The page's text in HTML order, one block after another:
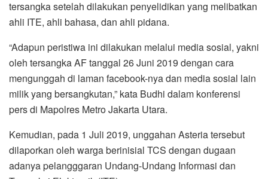
tersangka setelah dilakukan penyelidikan yang melibatkan
ahli ITE, ahli bahasa, dan ahli pidana.
“Adapun peristiwa ini dilakukan melalui media sosial, yakni
oleh tersangka AF tanggal 26 Juni 2019 dengan cara
mengunggah di laman facebook-nya dan media sosial lain
milik yang bersangkutan,” kata Budhi dalam konferensi
pers di Mapolres Metro Jakarta Utara.
Kemudian, pada 1 Juli 2019, unggahan Asteria tersebut
dilaporkan oleh warga berinisial TCS dengan dugaan
adanya pelangggaran Undang-Undang Informasi dan